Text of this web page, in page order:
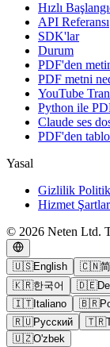
Hızlı
API Referansı
SDK'lar
Durum
PDF'den
PDF metni
YouTube
Python ile
Claude ses
PDF'den tablo
Yasal
Gizlilik
Hizmet
© 2026 Neten Ltd.
🇺🇸English 🇨🇳
🇰🇷한국어 🇩🇪
🇮🇹Italiano 🇧🇷
🇷🇺Русский 🇹🇷
🇺🇿O'zbek